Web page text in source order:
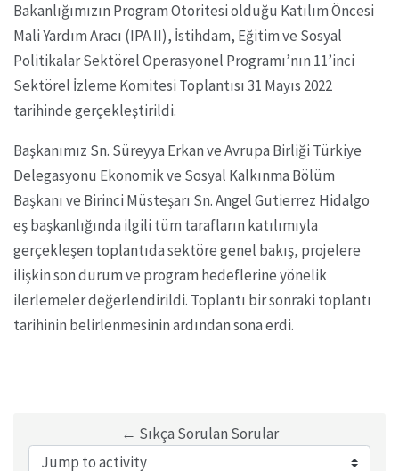
Bakanlığımızın Program Otoritesi olduğu Katılım Öncesi
Mali Yardım Aracı (IPA II), İstihdam, Eğitim ve Sosyal
Politikalar Sektörel Operasyonel Programı’nın 11’inci
Sektörel İzleme Komitesi Toplantısı 31 Mayıs 2022
tarihinde gerçekleştirildi.
Başkanımız Sn. Süreyya Erkan ve Avrupa Birliği Türkiye
Delegasyonu Ekonomik ve Sosyal Kalkınma Bölüm
Başkanı ve Birinci Müsteşarı Sn. Angel Gutierrez Hidalgo
eş başkanlığında ilgili tüm tarafların katılımıyla
gerçekleşen toplantıda sektöre genel bakış, projelere
ilişkin son durum ve program hedeflerine yönelik
ilerlemeler değerlendirildi. Toplantı bir sonraki toplantı
tarihinin belirlenmesinin ardından sona erdi.
← Sıkça Sorulan Sorular